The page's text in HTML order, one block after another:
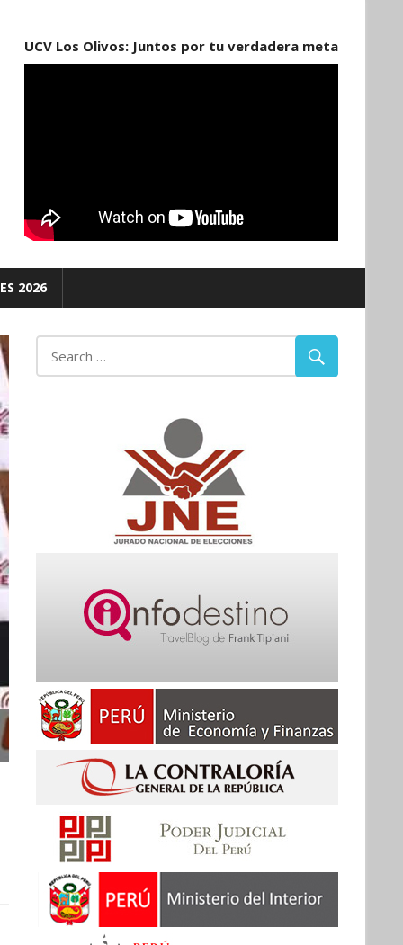
UCV Los Olivos: Juntos por tu verdadera meta
2026